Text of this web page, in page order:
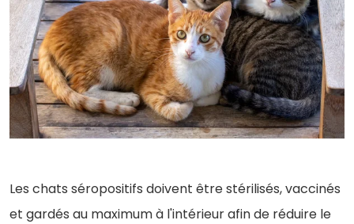
Les chats séropositifs doivent être stérilisés, vaccinés
et gardés au maximum à l'intérieur afin de réduire le